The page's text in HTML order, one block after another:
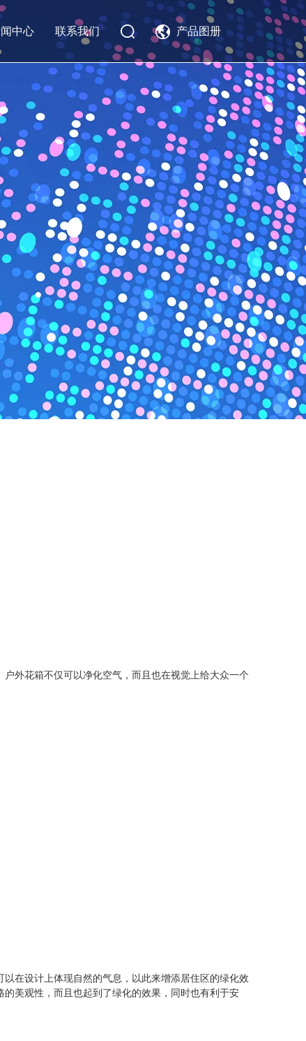
中心 联系我们 产品图册
外花箱不仅可以净化空气，而且也在视觉上给大众一个
在设计上体现自然的气息，以此来增添居住区的绿化效
美观性，而且也起到了绿化的效果，同时也有利于安